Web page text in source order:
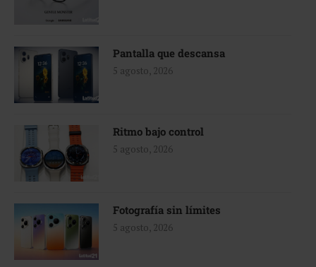
Pantalla que descansa
5 agosto, 2026
Ritmo bajo control
5 agosto, 2026
Fotografía sin límites
5 agosto, 2026